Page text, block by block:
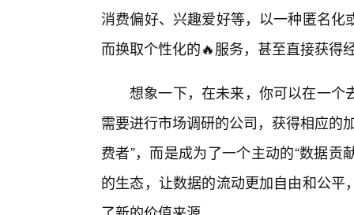
消费偏好、兴趣爱好等，以一种匿名
而换取个性化的🔥服务，甚至直接获得
想象一下，在未来，你可以在一个
需要进行市场调研的公司，获得相应的
费者”，而是成为了一个主动的“数据贡
的生态，让数据的流动更加自由和公